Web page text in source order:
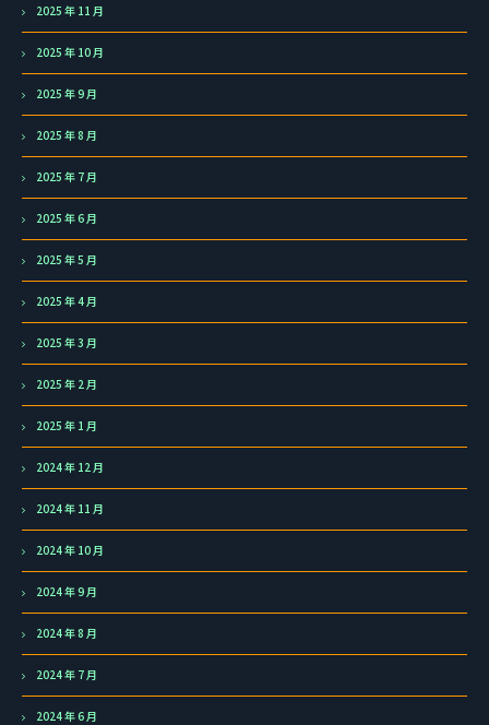
2025 年 11 月
2025 年 10 月
2025 年 9 月
2025 年 8 月
2025 年 7 月
2025 年 6 月
2025 年 5 月
2025 年 4 月
2025 年 3 月
2025 年 2 月
2025 年 1 月
2024 年 12 月
2024 年 11 月
2024 年 10 月
2024 年 9 月
2024 年 8 月
2024 年 7 月
2024 年 6 月